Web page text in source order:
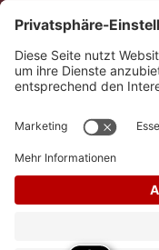
Folge uns
Hero Global
Copyright ©